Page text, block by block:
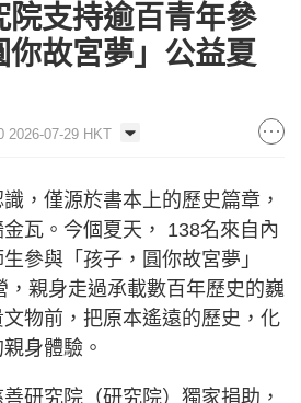
院支持逾百青年參
你故宮夢」公益夏
2026-07-29 HKT
，僅源於書本上的歷史篇章，
瓦。今個夏天， 138名來自內
參與「孩子，圓你故宮夢」
，親身走過承載數百年歷史的巍
物前，把原本遙遠的歷史，化
身體驗。
研究院（研究院）獨家捐助，